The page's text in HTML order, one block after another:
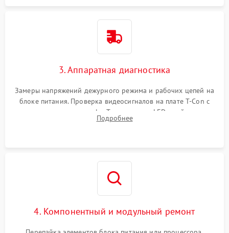
3. Аппаратная диагностика
Замеры напряжений дежурного режима и рабочих цепей на
блоке питания. Проверка видеосигналов на плате T-Con с
помощью осциллографа. Тестирование LED-драйвера и
светодиодных планок подсветки мультиметром.
Подробнее
4. Компонентный и модульный ремонт